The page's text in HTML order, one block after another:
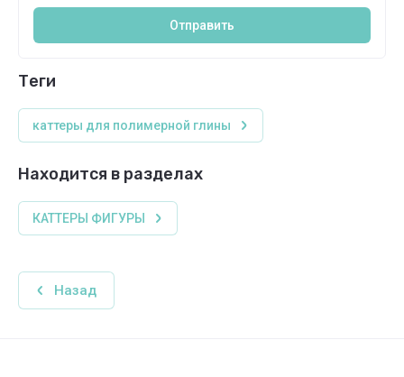
Отправить
теги
каттеры для полимерной глины
Находится в разделах
КАТТЕРЫ ФИГУРЫ
Назад